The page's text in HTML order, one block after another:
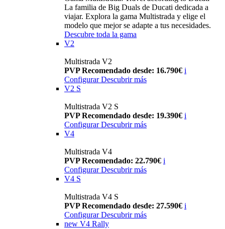
La familia de Big Duals de Ducati dedicada a
viajar. Explora la gama Multistrada y elige el
modelo que mejor se adapte a tus necesidades.
Descubre toda la gama
V2
Multistrada V2
PVP Recomendado desde: 16.790€ i
Configurar Descubrir más
V2 S
Multistrada V2 S
PVP Recomendado desde: 19.390€ i
Configurar Descubrir más
V4
Multistrada V4
PVP Recomendado: 22.790€ i
Configurar Descubrir más
V4 S
Multistrada V4 S
PVP Recomendado desde: 27.590€ i
Configurar Descubrir más
new V4 Rally